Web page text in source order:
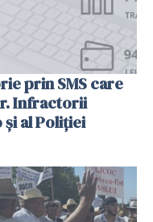
prin SMS care
Infractorii
al Poliției